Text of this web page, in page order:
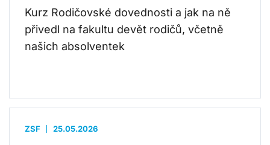
Kurz Rodičovské dovednosti a jak na ně
přivedl na fakultu devět rodičů, včetně
našich absolventek
ZSF 25.05.2026